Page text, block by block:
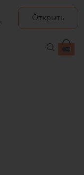
Открыть
68 900 ₽